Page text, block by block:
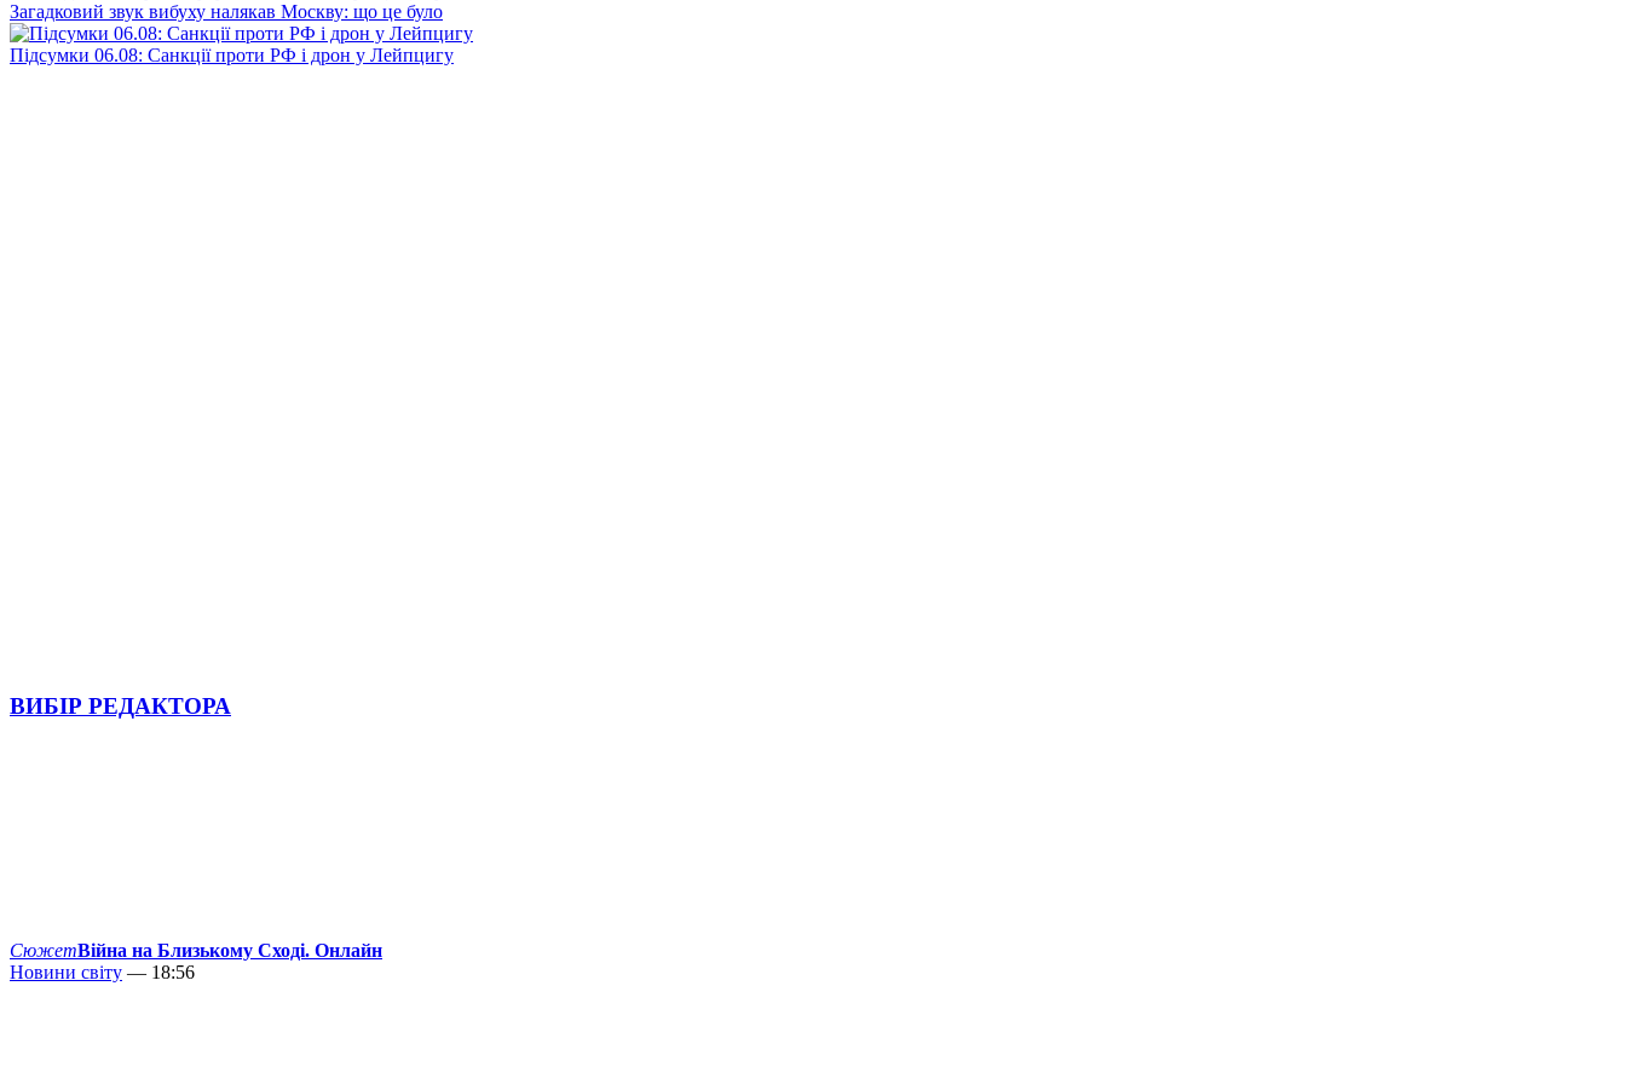
Загадковий звук вибуху налякав Москву: що це було
Підсумки 06.08: Санкції проти РФ і дрон у Лейпцигу
ВИБІР РЕДАКТОРА
СюжетВійна на Близькому Сході. Онлайн
Новини світу — 18:56